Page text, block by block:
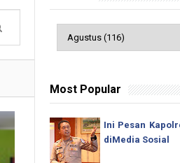
Most Popular
Ini Pesan
diMedia Sosial